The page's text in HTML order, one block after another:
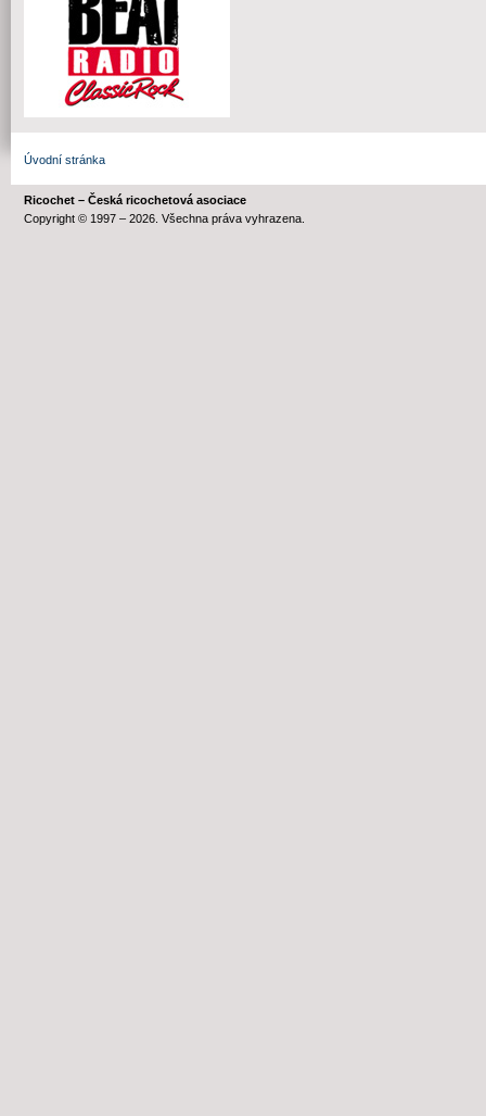
Úvodní stránka
Ricochet – Česká ricochetová asociace
Copyright © 1997 – 2026. Všechna práva vyhrazena.